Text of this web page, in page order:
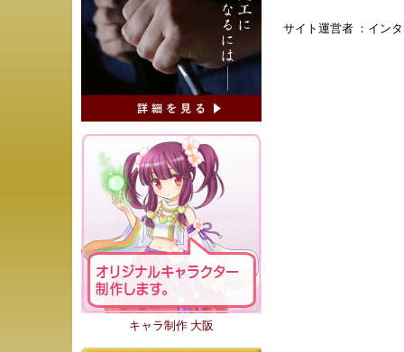
キャラ制作 大阪
サイト運営者 ： イン